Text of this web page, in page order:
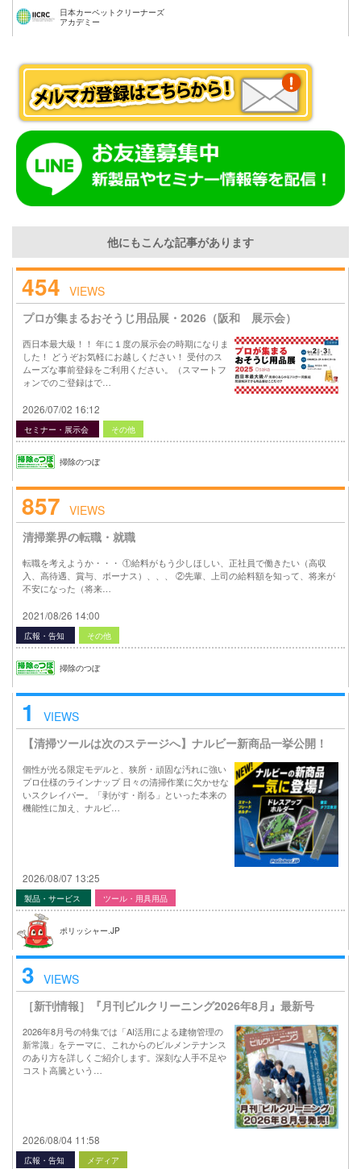
日本カーペットクリーナーズ
アカデミー
他にもこんな記事があります
454 VIEWS
プロが集まるおそうじ用品展・2026（阪和 展示会）
西日本最大級！！ 年に１度の展示会の時期になりま
した！ どうぞお気軽にお越しください！ 受付のス
ムーズな事前登録をご利用ください。（スマートフ
ォンでのご登録はで…
2026/07/02 16:12
セミナー・展示会 その他
掃除のつぼ
857 VIEWS
清掃業界の転職・就職
転職を考えようか・・・ ①給料がもう少しほしい、正社員で働きたい（高収
入、高待遇、賞与、ボーナス）、、、 ②先輩、上司の給料額を知って、将来が
不安になった（将来…
2021/08/26 14:00
広報・告知 その他
掃除のつぼ
1
VIEWS
【清掃ツールは次のステージへ】ナルビー新商品一挙公開！
個性が光る限定モデルと、狭所・頑固な汚れに強い
プロ仕様のラインナップ 日々の清掃作業に欠かせな
いスクレイパー。「剥がす・削る」といった本来の
機能性に加え、ナルビ…
2026/08/07 13:25
製品・サービス ツール・用具用品
ポリッシャー.JP
3 VIEWS
［新刊情報］『月刊ビルクリーニング2026年8月』最新号
2026年8月号の特集では「AI活用による建物管理の
新常識」をテーマに、これからのビルメンテナンス
のあり方を詳しくご紹介します。深刻な人手不足や
コスト高騰という…
2026/08/04 11:58
広報・告知 メディア